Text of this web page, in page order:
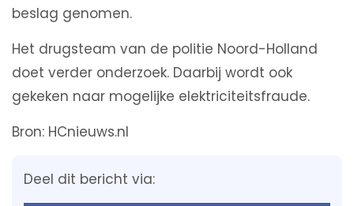
beslag genomen.
Het drugsteam van de politie Noord-Holland
doet verder onderzoek. Daarbij wordt ook
gekeken naar mogelijke elektriciteitsfraude.
Bron: HCnieuws.nl
Deel dit bericht via: